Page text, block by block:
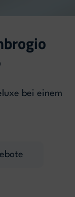
bei einem